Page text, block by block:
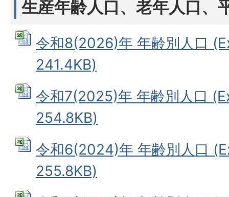
生産年齢人口、老年人口、
令和8(2026)年 年齢別人口
241.4KB)
令和7(2025)年 年齢別人口
254.8KB)
令和6(2024)年 年齢別人口
255.8KB)